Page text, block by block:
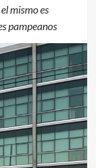
mismo es
pampeanos